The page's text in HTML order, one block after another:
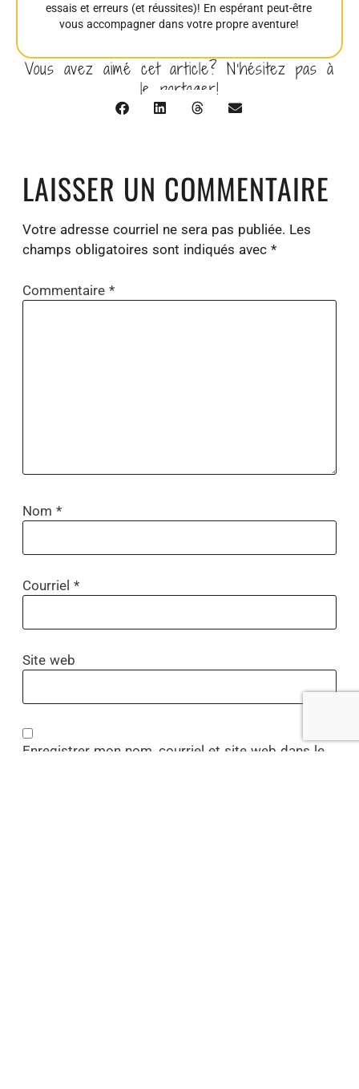
essais et erreurs (et réussites)! En espérant peut-être
vous accompagner dans votre propre aventure!
Vous avez aimé cet article? N’hésitez pas à
le partager!
LAISSER UN COMMENTAIRE
Votre adresse courriel ne sera pas publiée. Les
champs obligatoires sont indiqués avec*
Commentaire*
Nom*
Courriel*
Site web
Enregistrer mon nom, courriel et site web dans le